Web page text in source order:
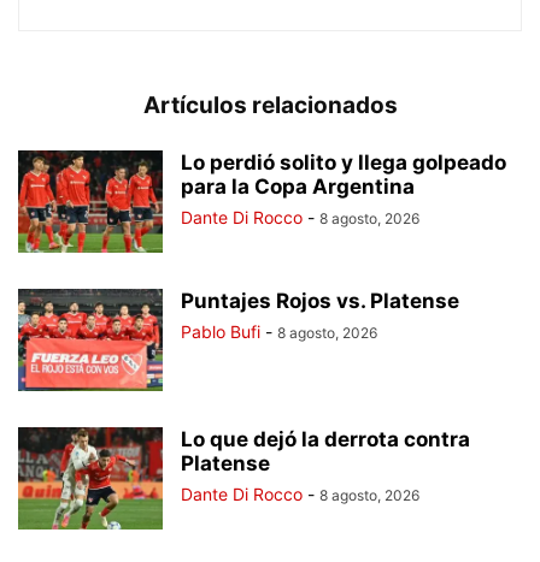
Artículos relacionados
Lo perdió solito y llega golpeado
para la Copa Argentina
Dante Di Rocco - 8 agosto, 2026
Puntajes Rojos vs. Platense
Pablo Bufi - 8 agosto, 2026
Lo que dejó la derrota contra
Platense
Dante Di Rocco - 8 agosto, 2026